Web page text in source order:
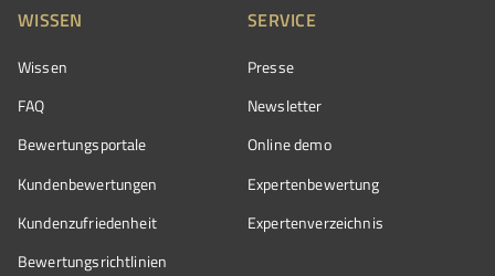
WISSEN
Wissen
FAQ
Bewertungsportale
Kundenbewertungen
Kundenzufriedenheit
Bewertungs­richtlinien
SERVICE
Presse
Newsletter
Online demo
Expertenbewertung
Expertenverzeichnis